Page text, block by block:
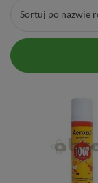
Sortuj po nazwie